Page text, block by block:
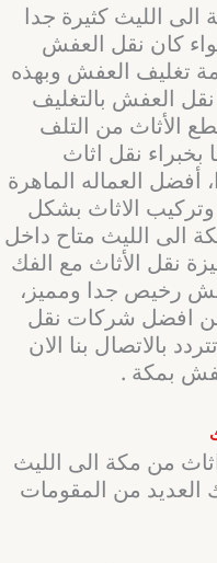
الليث كثيرة جدا
كان نقل العفش
تغليف العفش وبهذه
العفش بالتغليف
الأثاث من التلف
بخبراء نقل اثاث
أفضل العماله الماهرة
الاثاث بشكل
الى الليث متاح داخل
نقل الأثاث مع الفك
رخيص جدا ومميز،
افضل شركات نقل
بالاتصال بنا الان
بمكة .
من مكة الى الليث
من المقومات